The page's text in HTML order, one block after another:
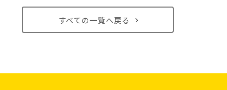
すべての一覧へ戻る